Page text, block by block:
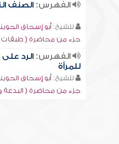
الفهرس:الصنف
للشيخ: أبو إسحاق
جزء من محاضرة ( طبقات
الفهرس:الرد
للمرأة
للشيخ: أبو إسحاق
جزء من محاضرة ( البدعة